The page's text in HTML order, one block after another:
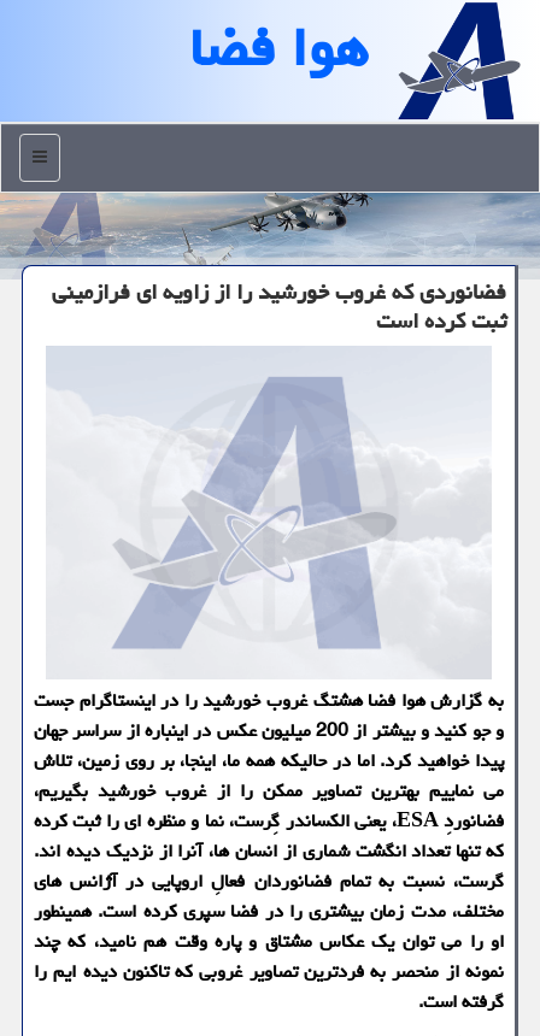
هوا فضا
منو
فضانوردی كه غروب خورشید را از زاویه ای فرازمینی
ثبت كرده است
به گزارش هوا فضا هشتگ غروب خورشید را در اینستاگرام جست
و جو كنید و بیشتر از 200 میلیون عكس در اینباره از سراسر جهان
پیدا خواهید كرد. اما در حالیكه همه ما، اینجا، بر روی زمین، تلاش
می نماییم بهترین تصاویر ممكن را از غروب خورشید بگیریم،
فضانوردِ ESA، یعنی الكساندر گِرست، نما و منظره ای را ثبت كرده
كه تنها تعداد انگشت شماری از انسان ها، آنرا از نزدیك دیده اند.
گرست، نسبت به تمام فضانوردان فعالِ اروپایی در آژانس های
مختلف، مدت زمان بیشتری را در فضا سپری كرده است. همینطور
او را می توان یك عكاس مشتاق و پاره وقت هم نامید، كه چند
نمونه از منحصر به فردترین تصاویر غروبی كه تاكنون دیده ایم را
گرفته است.